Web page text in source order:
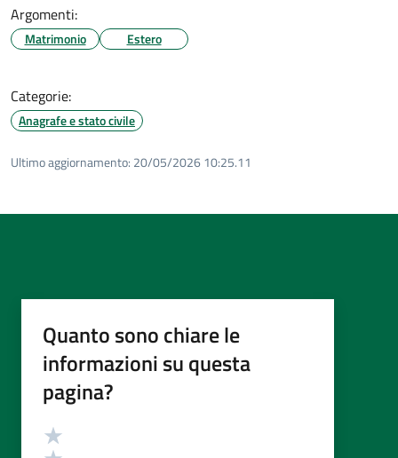
Argomenti:
Matrimonio Estero
Categorie:
Anagrafe e stato civile
Ultimo aggiornamento: 20/05/2026 10:25.11
Quanto sono chiare le
informazioni su questa
pagina?
Valutazione